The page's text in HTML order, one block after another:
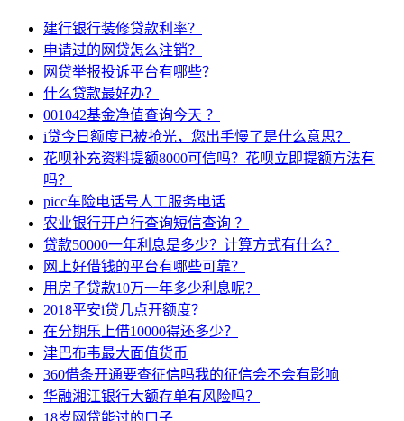
建行银行装修贷款利率？
申请过的网贷怎么注销？
网贷举报投诉平台有哪些？
什么贷款最好办？
001042基金净值查询今天 ？
i贷今日额度已被抢光，您出手慢了是什么意思？
花呗补充资料提额8000可信吗？花呗立即提额方法有
吗？
picc车险电话号人工服务电话
农业银行开户行查询短信查询 ？
贷款50000一年利息是多少？计算方式有什么？
网上好借钱的平台有哪些可靠？
用房子贷款10万一年多少利息呢？
2018平安i贷几点开额度？
在分期乐上借10000得还多少？
津巴布韦最大面值货币
360借条开通要查征信吗我的征信会不会有影响
华融湘江银行大额存单有风险吗？
18岁网贷能过的口子